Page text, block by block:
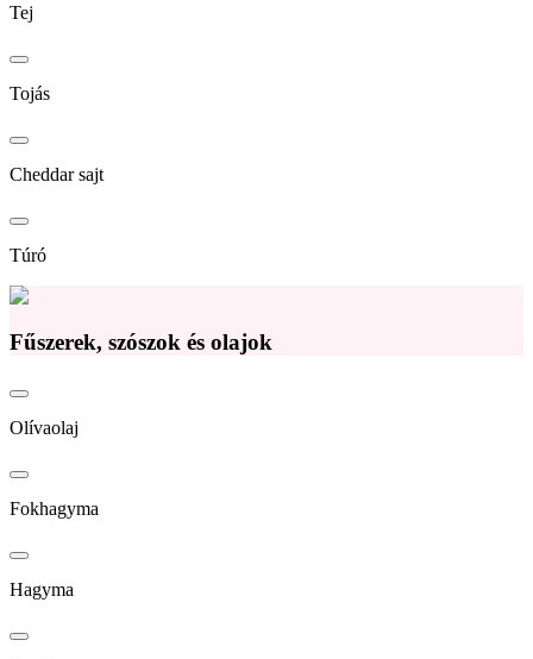
Tej
Tojás
Cheddar sajt
Túró
Fűszerek, szószok és olajok
Olívaolaj
Fokhagyma
Hagyma